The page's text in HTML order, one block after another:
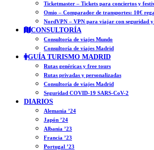
Ticketmaster – Tickets para conciertos y
Omio – Comparador de transportes: 10€
NordVPN – VPN para viajar con seguridad
CONSULTORÍA
Consultoría de viajes Mundo
Consultoría de viajes Madrid
GUÍA TURISMO MADRID
Rutas genéricas y free tours
Rutas privadas y personalizadas
Consultoría de viajes Madrid
Seguridad COVID-19 SARS-CoV-2
DIARIOS
Alemania ’24
Japón ’24
Albania ’23
Francia ’23
Portugal ’23